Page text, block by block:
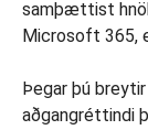
samþættist
Microsoft 365,
Þegar þú
aðgangréttindi